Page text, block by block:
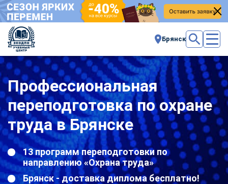
Брянск
Профессиональная
переподготовка по охране
труда в Брянске
13 программ переподготовки по
направлению «Охрана труда»
Брянск - доставка диплома бесплатно!